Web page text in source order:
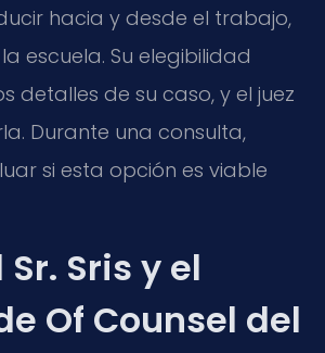
hacia y desde el trabajo,
escuela. Su elegibilidad
detalles de su caso, y el juez
Durante una consulta,
si esta opción es viable
Sris y el
Of Counsel del